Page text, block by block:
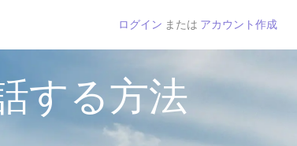
ログイン または アカウント作成
する方法